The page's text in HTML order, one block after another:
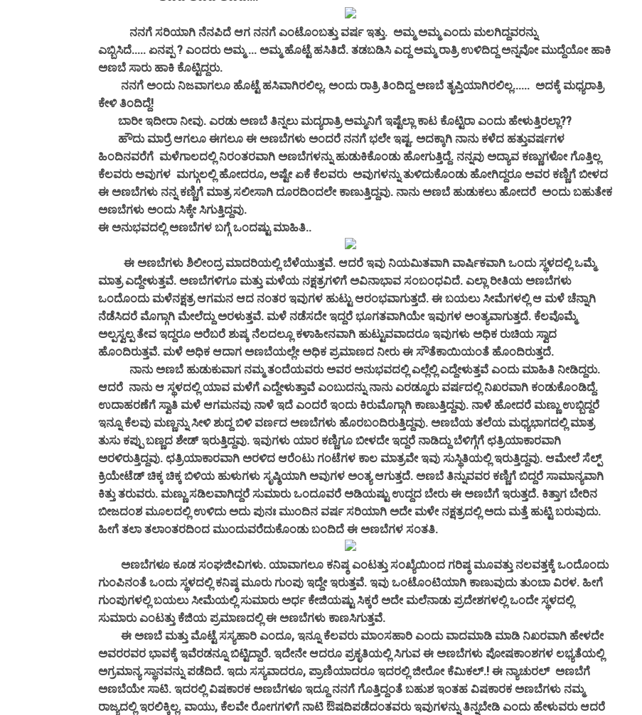
ನನಗೆ ಸರಿಯಾಗಿ ನೆನಪಿದೆ ಆಗ ನನಗೆ ಎಂಟೊಂಬತ್ತು ವರ್ಷ ಇತ್ತು. ಅಮ್ಮ ಅಮ್ಮ ಎಂದು ಮಲಗಿದ್ದವರನ್ನು
ಎಬ್ಬಿಸಿದೆ..... ಏನಪ್ಪ ? ಎಂದರು ಅಮ್ಮ ... ಅಮ್ಮ ಹೊಟ್ಟೆ ಹಸಿತಿದೆ. ತಡಬಡಿಸಿ ಎದ್ದ ಅಮ್ಮ ರಾತ್ರಿ ಉಳಿದಿದ್ದ ಅನ್ನವೋ ಮುದ್ದೆಯೋ ಹಾಕಿ
ಅಣಬೆ ಸಾರು ಹಾಕಿ ಕೊಟ್ಟಿದ್ದರು‌.
ನನಗೆ ಅಂದು ನಿಜವಾಗಲೂ ಹೊಟ್ಟೆ ಹಸಿವಾಗಿರಲಿಲ್ಲ. ಅಂದು ರಾತ್ರಿ ತಿಂದಿದ್ದ ಅಣಬೆ ತೃಪ್ತಿಯಾಗಿರಲಿಲ್ಲ...... ಅದಕ್ಕೆ ಮಧ್ಯರಾತ್ರಿ
ಕೇಳಿ ತಿಂದಿದ್ದೆ!
ಬಾರೀ ಇದೀರಾ ನೀವು. ಎರಡು ಅಣಬೆ ತಿನ್ನಲು ಮದ್ಯರಾತ್ರಿ ಅಮ್ಮನಿಗೆ ಇಷ್ಟೆಲ್ಲಾ ಕಾಟ ಕೊಟ್ಟಿರಾ ಎಂದು ಹೇಳುತ್ತಿರಲ್ಲಾ??
ಹೌದು ಮಾರ್ರೆ ಆಗಲೂ ಈಗಲೂ ಈ ಅಣಬೆಗಳು ಅಂದರೆ ನನಗೆ ಭಲೇ ಇಷ್ಟ. ಅದಕ್ಕಾಗಿ ನಾನು ಕಳೆದ ಹತ್ತುವರ್ಷಗಳ
ಹಿಂದಿನವರೆಗೆ ಮಳೆಗಾಲದಲ್ಲಿ ನಿರಂತರವಾಗಿ ಅಣಬೆಗಳನ್ನು ಹುಡುಕಿಕೊಂಡು ಹೋಗುತ್ತಿದ್ದೆ. ನನ್ನವು ಅದ್ಯಾವ ಕಣ್ಣುಗಳೋ ಗೊತ್ತಿಲ್ಲ
ಕೆಲವರು ಅವುಗಳ ಮಗ್ಗುಲಲ್ಲಿ ಹೋದರೂ, ಅಷ್ಟೇ ಏಕೆ ಕೆಲವರು ಅವುಗಳನ್ನು ತುಳಿದುಕೊಂಡು ಹೋಗಿದ್ದರೂ ಅವರ ಕಣ್ಣಿಗೆ ಬೀಳದ
ಈ ಅಣಬೆಗಳು ನನ್ನ ಕಣ್ಣಿಗೆ ಮಾತ್ರ ಸಲೀಸಾಗಿ ದೂರದಿಂದಲೇ ಕಾಣುತ್ತಿದ್ದವು. ನಾನು ಅಣಬೆ ಹುಡುಕಲು ಹೋದರೆ ಅಂದು ಬಹುತೇಕ
ಅಣಬೆಗಳು ಅಂದು ಸಿಕ್ಕೇ ಸಿಗುತ್ತಿದ್ದವು.
ಈ ಅನುಭವದಲ್ಲಿ ಅಣಬೆಗಳ ಬಗ್ಗೆ ಒಂದಷ್ಟು ಮಾಹಿತಿ..
ಈ ಅಣಬೆಗಳು ಶಿಲೀಂದ್ರ ಮಾದರಿಯಲ್ಲಿ ಬೆಳೆಯುತ್ತವೆ. ಆದರೆ ಇವು ನಿಯಮಿತವಾಗಿ ವಾರ್ಷಿಕವಾಗಿ ಒಂದು ಸ್ಥಳದಲ್ಲಿ ಒಮ್ಮೆ
ಮಾತ್ರ ಎದ್ದೇಳುತ್ತವೆ. ಅಣಬೆಗಳಿಗೂ ಮತ್ತು ಮಳೆಯ ನಕ್ಷತ್ರಗಳಿಗೆ ಅವಿನಾಭಾವ ಸಂಬಂಧವಿದೆ. ಎಲ್ಲಾ ರೀತಿಯ ಅಣಬೆಗಳು
ಒಂದೊಂದು ಮಳೆನಕ್ಷತ್ರ ಆಗಮನ ಆದ ನಂತರ ಇವುಗಳ ಹುಟ್ಟು ಆರಂಭವಾಗುತ್ತದೆ. ಈ ಬಯಲು ಸೀಮೆಗಳಲ್ಲಿ ಆ ಮಳೆ ಚೆನ್ನಾಗಿ
ನೆಡೆಸಿದರೆ ಮೊಗ್ಗಾಗಿ ಮೇಲೆದ್ದು ಅರಳುತ್ತವೆ. ಮಳೆ ನಡೆಸದೇ ಇದ್ದರೆ ಭೂಗತವಾಗಿಯೇ ಇವುಗಳ ಅಂತ್ಯವಾಗುತ್ತದೆ. ಕೆಲವೊಮ್ಮೆ
ಅಲ್ಪಸ್ವಲ್ಪ ತೇವ ಇದ್ದರೂ ಅರೆಬರೆ ಶುಷ್ಕ ನೆಲದಲ್ಲೂ ಕಳಾಹೀನವಾಗಿ ಹುಟ್ಟುವವಾದರೂ ಇವುಗಳು ಅಧಿಕ ರುಚಿಯ ಸ್ವಾದ
ಹೊಂದಿರುತ್ತವೆ. ಮಳೆ ಅಧಿಕ ಆದಾಗ ಅಣಬೆಯಲ್ಲೇ ಅಧಿಕ ಪ್ರಮಾಣದ ನೀರು ಈ ಸೌತೆಕಾಯಿಯಂತೆ ಹೊಂದಿರುತ್ತದೆ.
ನಾನು ಅಣಬೆ ಹುಡುಕುವಾಗ ನಮ್ಮ ತಂದೆಯವರು ಅವರ ಅನುಭವದಲ್ಲಿ ಎಲ್ಲೆಲ್ಲಿ ಎದ್ದೇಳುತ್ತವೆ ಎಂದು ಮಾಹಿತಿ ನೀಡಿದ್ದರು.
ಆದರೆ ನಾನು ಆ ಸ್ಥಳದಲ್ಲಿ ಯಾವ ಮಳೆಗೆ ಎದ್ದೇಳುತ್ತಾವೆ ಎಂಬುದನ್ನು ನಾನು ಎರಡ್ಮೂರು ವರ್ಷದಲ್ಲಿ ನಿಖರವಾಗಿ ಕಂಡುಕೊಂಡಿದ್ದೆ.
ಉದಾಹರಣೆಗೆ ಸ್ವಾತಿ ಮಳೆ ಆಗಮನವು ನಾಳೆ ಇದೆ ಎಂದರೆ ಇಂದು ಕಿರುಮೊಗ್ಗಾಗಿ ಕಾಣುತ್ತಿದ್ದವು. ನಾಳೆ ಹೋದರೆ ಮಣ್ಣು ಉಬ್ಬಿದ್ದರೆ
ಇನ್ನೂ ಕೆಲವು ಮಣ್ಣನ್ನು ಸೀಳಿ ಶುದ್ದ ಬಿಳಿ ವರ್ಣದ ಅಣಬೆಗಳು ಹೊರಬಂದಿರುತ್ತಿದ್ದವು. ಅಣಬೆಯ ತಲೆಯ ಮಧ್ಯಭಾಗದಲ್ಲಿ ಮಾತ್ರ
ತುಸು ಕಪ್ಪು ಬಣ್ಣದ ಶೇಡ್ ಇರುತ್ತಿದ್ದವು. ಇವುಗಳು ಯಾರ ಕಣ್ಣಿಗೂ ಬೀಳದೇ ಇದ್ದರೆ ನಾಡಿದ್ದು ಬೆಳಿಗ್ಗೆಗೆ ಛತ್ರಿಯಾಕಾರವಾಗಿ
ಅರಳಿರುತ್ತಿದ್ದವು. ಛತ್ರಿಯಾಕಾರವಾಗಿ ಅರಳಿದ ಆರೆಂಟು ಗಂಟೆಗಳ ಕಾಲ ಮಾತ್ರವೇ ಇವು ಸುಸ್ಥಿತಿಯಲ್ಲಿ ಇರುತ್ತಿದ್ದವು. ಆಮೇಲೆ ಸೆಲ್ಪ್
ಕ್ರಿಯೇಟೆಡ್ ಚಿಕ್ಕ ಚಿಕ್ಕ ಬಿಳಿಯ ಹುಳುಗಳು ಸೃಷ್ಠಿಯಾಗಿ ಅವುಗಳ ಅಂತ್ಯ ಆಗುತ್ತದೆ. ಅಣಬೆ ತಿನ್ನುವವರ ಕಣ್ಣಿಗೆ ಬಿದ್ದರೆ ಸಾಮಾನ್ಯವಾಗಿ
ಕಿತ್ತು ತರುವರು. ಮಣ್ಣು ಸಡಿಲವಾಗಿದ್ದರೆ ಸುಮಾರು ಒಂದೂವರೆ ಅಡಿಯಷ್ಟು ಉದ್ದದ ಬೇರು ಈ ಅಣಬೆಗೆ ಇರುತ್ತದೆ. ಕಿತ್ತಾಗ ಬೇರಿನ
ಬೀಜದಂಶ ಮೂಲದಲ್ಲಿ ಉಳಿದು ಅದು ಪುನಃ ಮುಂದಿನ ವರ್ಷ ಸರಿಯಾಗಿ ಅದೇ ಮಳೇ ನಕ್ಷತ್ರದಲ್ಲಿ ಅದು ಮತ್ತೆ ಹುಟ್ಟಿ ಬರುವುದು.
ಹೀಗೆ ತಲಾ ತಲಾಂತರದಿಂದ ಮುಂದುವರೆದುಕೊಂಡು ಬಂದಿದೆ ಈ ಅಣಬೆಗಳ ಸಂತತಿ.
ಅಣಬೆಗಳೂ ಕೂಡ ಸಂಘಜೀವಿಗಳು. ಯಾವಾಗಲೂ ಕನಿಷ್ಠ ಎಂಟತ್ತು ಸಂಖ್ಯೆಯಿಂದ ಗರಿಷ್ಠ ಮೂವತ್ತು ನಲವತ್ತಕ್ಕೆ ಒಂದೊಂದು
ಗುಂಪಿನಂತೆ ಒಂದು ಸ್ಥಳದಲ್ಲಿ ಕನಿಷ್ಠ ಮೂರು ಗುಂಪು ಇದ್ದೇ ಇರುತ್ತವೆ. ಇವು ಒಂಟೊಂಟಿಯಾಗಿ ಕಾಣುವುದು ತುಂಬಾ ವಿರಳ. ಹೀಗೆ
ಗುಂಪುಗಳಲ್ಲಿ ಬಯಲು ಸೀಮೆಯಲ್ಲಿ ಸುಮಾರು ಅರ್ಧ ಕೇಜಿಯಷ್ಟು ಸಿಕ್ಕರೆ ಅದೇ ಮಲೆನಾಡು ಪ್ರದೇಶಗಳಲ್ಲಿ ಒಂದೇ ಸ್ಥಳದಲ್ಲಿ
ಸುಮಾರು ಎಂಟತ್ತು ಕೆಜಿಯ ಪ್ರಮಾಣದಲ್ಲಿ ಈ ಅಣಬೆಗಳು ಕಾಣಸಿಗುತ್ತವೆ.
ಈ ಅಣಬೆ ಮತ್ತು ಮೊಟ್ಟೆ ಸಸ್ಯಹಾರಿ ಎಂದೂ, ಇನ್ನೂ ಕೆಲವರು ಮಾಂಸಹಾರಿ ಎಂದು ವಾದಮಾಡಿ ಮಾಡಿ ನಿಖರವಾಗಿ ಹೇಳದೇ
ಅವರರವರ ಭಾವಕ್ಕೆ ಇವೆರಡನ್ನೂ ಬಿಟ್ಟಿದ್ದಾರೆ. ಇದೇನೇ ಆದರೂ ಪ್ರಕೃತಿಯಲ್ಲಿ ಸಿಗುವ ಈ ಅಣಬೆಗಳು ಪೋಷಕಾಂಶಗಳ ಲಭ್ಯತೆಯಲ್ಲಿ
ಅಗ್ರಮಾನ್ಯ ಸ್ಥಾನವನ್ನು ಪಡೆದಿದೆ. ಇದು ಸಸ್ಯವಾದರೂ, ಪ್ರಾಣಿಯಾದರೂ ಇದರಲ್ಲಿ ಜೀರೋ ಕೆಮಿಕಲ್.! ಈ ನ್ಯಾಚುರಲ್ ಅಣಬೆಗೆ
ಅಣಬೆಯೇ ಸಾಟಿ. ಇದರಲ್ಲಿ ವಿಷಕಾರಕ ಅಣಬೆಗಳೂ ಇದ್ದೂ ನನಗೆ ಗೊತ್ತಿದ್ದಂತೆ ಬಹುಶ ಇಂತಹ ವಿಷಕಾರಕ ಅಣಬೆಗಳು ನಮ್ಮ
ರಾಜ್ಯದಲ್ಲಿ ಇರಲಿಕ್ಕಿಲ್ಲ. ವಾಯು, ಕೆಲವೇ ರೋಗಗಳಿಗೆ ನಾಟಿ ಔಷದಿಪಡೆದಂತವರು ಇವುಗಳನ್ನು ತಿನ್ನಬೇಡಿ ಎಂದು ಹೇಳುವರು ಆದರೆ